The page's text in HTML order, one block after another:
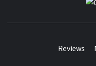
Reviews